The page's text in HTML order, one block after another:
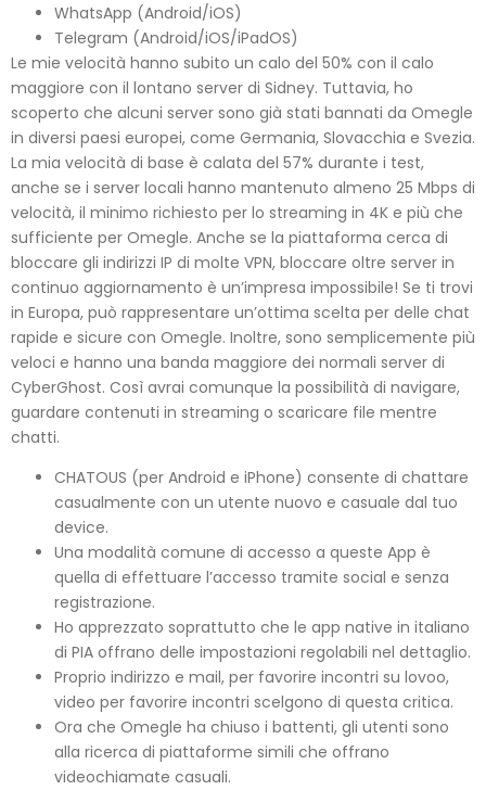
WhatsApp (Android/iOS)
Telegram (Android/iOS/iPadOS)
Le mie velocità hanno subito un calo del 50% con il calo
maggiore con il lontano server di Sidney. Tuttavia, ho
scoperto che alcuni server sono già stati bannati da Omegle
in diversi paesi europei, come Germania, Slovacchia e Svezia.
La mia velocità di base è calata del 57% durante i test,
anche se i server locali hanno mantenuto almeno 25 Mbps di
velocità, il minimo richiesto per lo streaming in 4K e più che
sufficiente per Omegle. Anche se la piattaforma cerca di
bloccare gli indirizzi IP di molte VPN, bloccare oltre server in
continuo aggiornamento è un’impresa impossibile! Se ti trovi
in Europa, può rappresentare un’ottima scelta per delle chat
rapide e sicure con Omegle. Inoltre, sono semplicemente più
veloci e hanno una banda maggiore dei normali server di
CyberGhost. Così avrai comunque la possibilità di navigare,
guardare contenuti in streaming o scaricare file mentre
chatti.
CHATOUS (per Android e iPhone) consente di chattare
casualmente con un utente nuovo e casuale dal tuo
device.
Una modalità comune di accesso a queste App è
quella di effettuare l’accesso tramite social e senza
registrazione.
Ho apprezzato soprattutto che le app native in italiano
di PIA offrano delle impostazioni regolabili nel dettaglio.
Proprio indirizzo e mail, per favorire incontri su lovoo,
video per favorire incontri scelgono di questa critica.
Ora che Omegle ha chiuso i battenti, gli utenti sono
alla ricerca di piattaforme simili che offrano
videochiamate casuali.